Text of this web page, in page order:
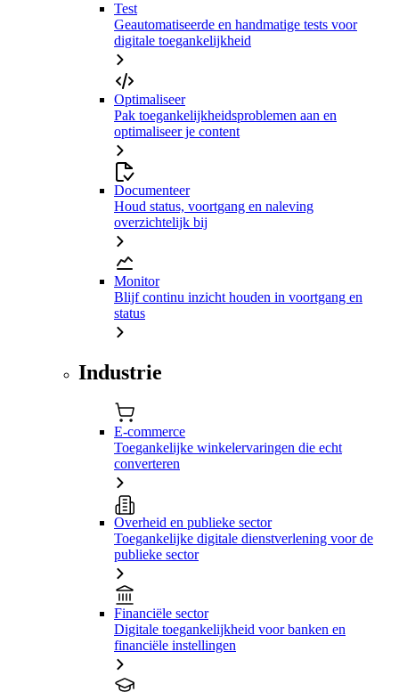
Test
Geautomatiseerde en handmatige tests voor
digitale toegankelijkheid
Optimaliseer
Pak toegankelijkheidsproblemen aan en
optimaliseer je content
Documenteer
Houd status, voortgang en naleving
overzichtelijk bij
Monitor
Blijf continu inzicht houden in voortgang en
status
Industrie
E-commerce
Toegankelijke winkelervaringen die echt
converteren
Overheid en publieke sector
Toegankelijke digitale dienstverlening voor de
publieke sector
Financiële sector
Digitale toegankelijkheid voor banken en
financiële instellingen